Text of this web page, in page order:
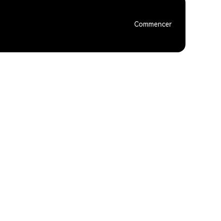
Commencer